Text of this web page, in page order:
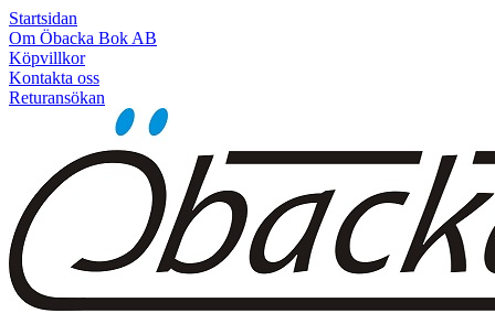
Startsidan
Om Öbacka Bok AB
Köpvillkor
Kontakta oss
Returansökan